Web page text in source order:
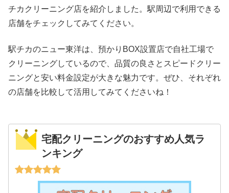
チカクリーニング店を紹介しました。駅周辺で利用できる
店舗をチェックしてみてください。
駅チカのニュー東洋は、預かりBOX設置店で自社工場で
クリーニングしているので、品質の良さとスピードクリー
ニングと安い料金設定が大きな魅力です。ぜひ、それぞれ
の店舗を比較して活用してみてくださいね！
宅配クリーニングのおすすめ人気ラ
ンキング